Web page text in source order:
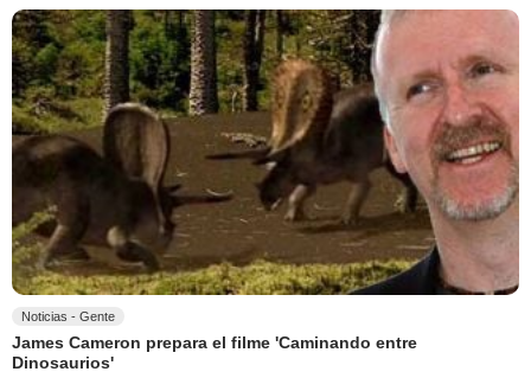
Noticias - Gente
James Cameron prepara el filme 'Caminando entre
Dinosaurios'